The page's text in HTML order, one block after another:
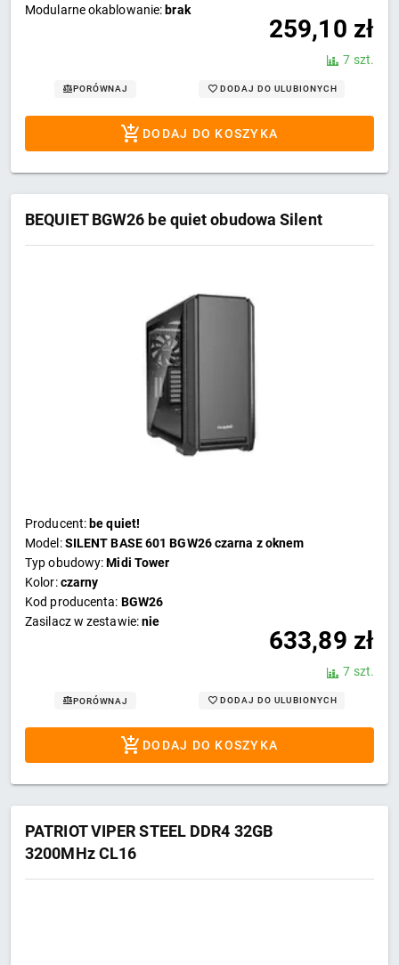
Modularne okablowanie: brak
259,10 zł
7 szt.
PORÓWNAJ DODAJ DO ULUBIONYCH
DODAJ DO KOSZYKA
BEQUIET BGW26 be quiet obudowa Silent
Producent: be quiet!
Model:SILENT BASE 601 BGW26 czarna z oknem
Typ obudowy:Midi Tower
Kolor:czarny
Kod producenta: BGW26
Zasilacz w zestawie:nie
633,89 zł
7 szt.
PORÓWNAJ DODAJ DO ULUBIONYCH
DODAJ DO KOSZYKA
PATRIOT VIPER STEEL DDR4 32GB
3200MHz CL16